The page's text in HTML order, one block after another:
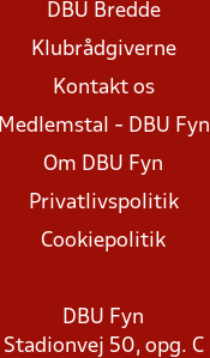
DBU Bredde
Klubrådgiverne
Kontakt os
Medlemstal - DBU Fyn
Om DBU Fyn
Privatlivspolitik
Cookiepolitik
DBU Fyn
Stadionvej 50, opg. C